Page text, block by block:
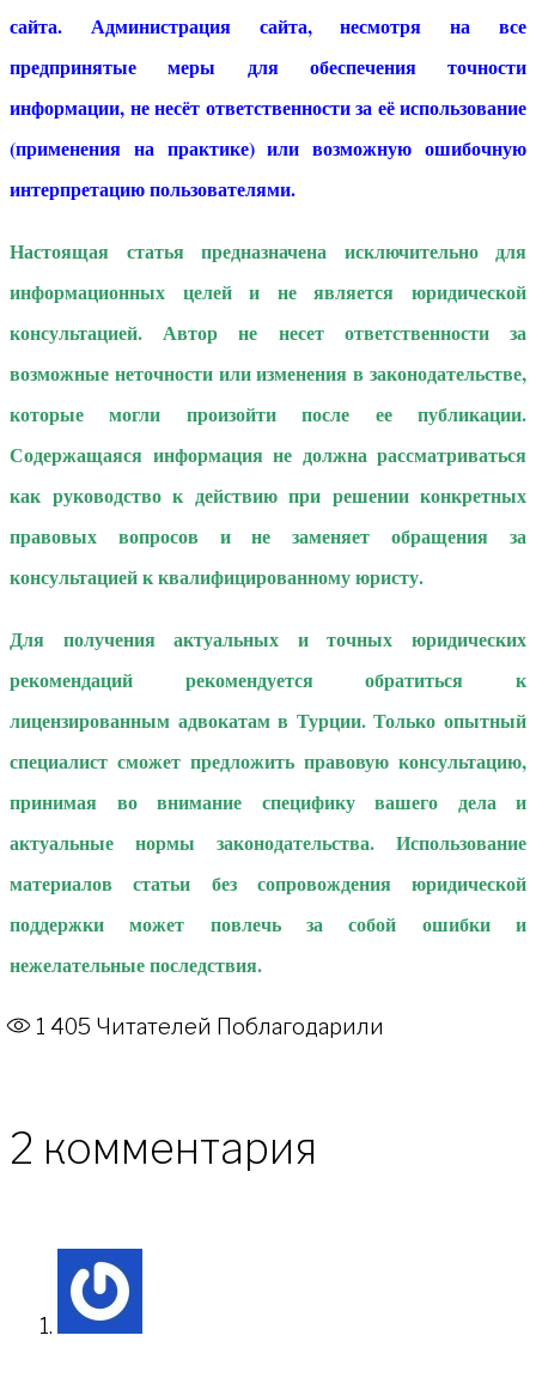
сайта. Администрация сайта, несмотря на все
предпринятые меры для обеспечения точности
информации, не несёт ответственности за её использование
(применения на практике) или возможную ошибочную
интерпретацию пользователями.
Настоящая статья предназначена исключительно для
информационных целей и не является юридической
консультацией. Автор не несет ответственности за
возможные неточности или изменения в законодательстве,
которые могли произойти после ее публикации.
Содержащаяся информация не должна рассматриваться
как руководство к действию при решении конкретных
правовых вопросов и не заменяет обращения за
консультацией к квалифицированному юристу.
Для получения актуальных и точных юридических
рекомендаций рекомендуется обратиться к
лицензированным адвокатам в Турции. Только опытный
специалист сможет предложить правовую консультацию,
принимая во внимание специфику вашего дела и
актуальные нормы законодательства. Использование
материалов статьи без сопровождения юридической
поддержки может повлечь за собой ошибки и
нежелательные последствия.
1 405 Читателей Поблагодарили
2 комментария